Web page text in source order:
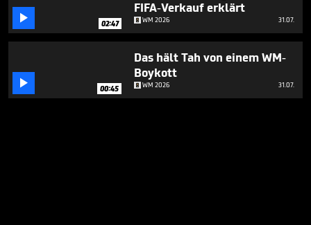
 02:47
FIFA-Verkauf erklärt
WM 2026 31.07.
 00:45
Das hält Tah von einem WM-
Boykott
WM 2026 31.07.